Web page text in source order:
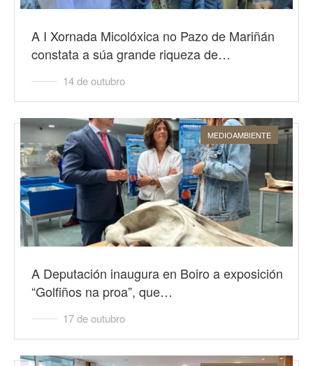
A I Xornada Micolóxica no Pazo de Mariñán
constata a súa grande riqueza de…
14 de outubro
MEDIOAMBIENTE
A Deputación inaugura en Boiro a exposición
“Golfiños na proa”, que…
17 de outubro